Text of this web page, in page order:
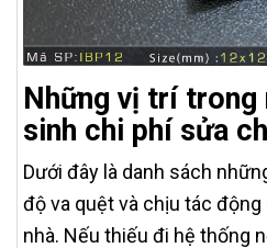
Những vị trí trong
sinh chi phí sửa
Dưới đây là danh sách
độ va quệt và chịu tác
nhà. Nếu thiếu đi hệ thống